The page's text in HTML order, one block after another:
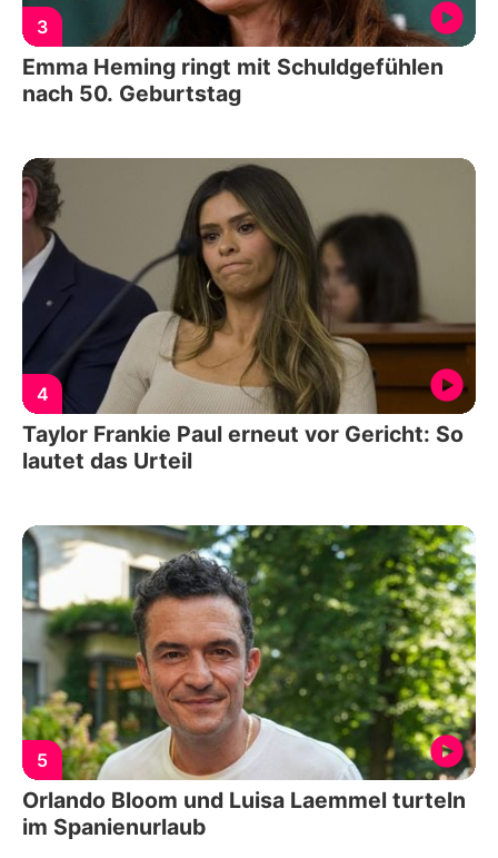
3
Emma Heming ringt mit Schuldgefühlen
nach 50. Geburtstag
4
Taylor Frankie Paul erneut vor Gericht: So
lautet das Urteil
5
Orlando Bloom und Luisa Laemmel turteln
im Spanienurlaub